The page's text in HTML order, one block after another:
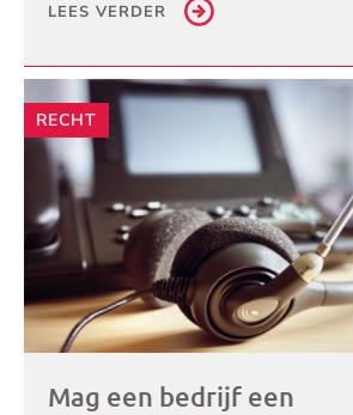
LEES VERDER
RECHT
Mag een bedrijf een